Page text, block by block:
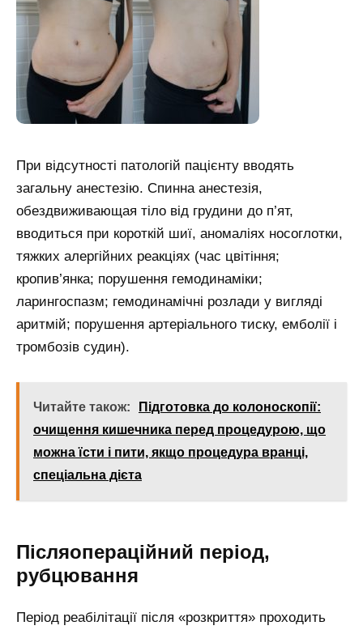
При відсутності патологій пацієнту вводять
загальну анестезію. Спинна анестезія,
обездвиживающая тіло від грудини до п’ят,
вводиться при короткій шиї, аномаліях носоглотки,
тяжких алергійних реакціях (час цвітіння;
кропив’янка; порушення гемодинаміки;
ларингоспазм; гемодинамічні розлади у вигляді
аритмій; порушення артеріального тиску, емболії і
тромбозів судин).
Читайте також:
Підготовка до колоноскопії:
очищення кишечника перед процедурою, що
можна їсти і пити, якщо процедура вранці,
спеціальна дієта
Післяопераційний період,
рубцювання
Період реабілітації після «розкриття» проходить